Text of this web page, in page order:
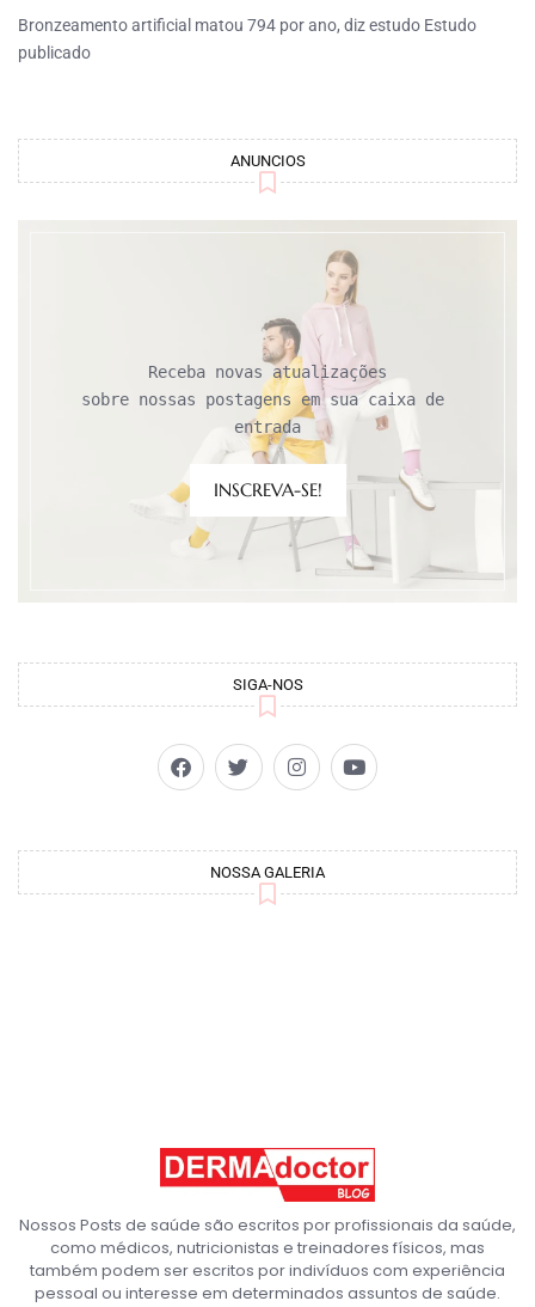
Bronzeamento artificial matou 794 por ano, diz estudo Estudo
publicado
ANUNCIOS
Receba novas atualizações
sobre nossas postagens em sua caixa de
entrada
INSCREVA-SE!
SIGA-NOS
NOSSA GALERIA
Nossos Posts de saúde são escritos por profissionais da saúde,
como médicos, nutricionistas e treinadores físicos, mas
também podem ser escritos por indivíduos com experiência
pessoal ou interesse em determinados assuntos de saúde.